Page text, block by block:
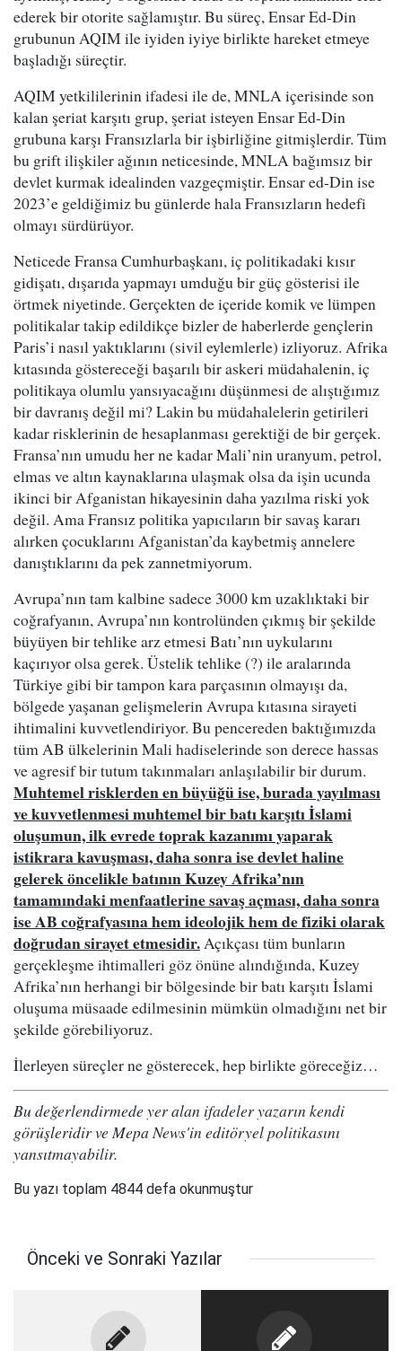
ederek bir otorite sağlamıştır. Bu süreç, Ensar Ed-Din
grubunun AQIM ile iyiden iyiye birlikte hareket etmeye
başladığı süreçtir.
AQIM yetkililerinin ifadesi ile de, MNLA içerisinde son
kalan şeriat karşıtı grup, şeriat isteyen Ensar Ed-Din
grubuna karşı Fransızlarla bir işbirliğine gitmişlerdir. Tüm
bu grift ilişkiler ağının neticesinde, MNLA bağımsız bir
devlet kurmak idealinden vazgeçmiştir. Ensar ed-Din ise
2023’e geldiğimiz bu günlerde hala Fransızların hedefi
olmayı sürdürüyor.
Neticede Fransa Cumhurbaşkanı, iç politikadaki kısır
gidişatı, dışarıda yapmayı umduğu bir güç gösterisi ile
örtmek niyetinde. Gerçekten de içeride komik ve lümpen
politikalar takip edildikçe bizler de haberlerde gençlerin
Paris’i nasıl yaktıklarını (sivil eylemlerle) izliyoruz. Afrika
kıtasında göstereceği başarılı bir askeri müdahalenin, iç
politikaya olumlu yansıyacağını düşünmesi de alıştığımız
bir davranış değil mi? Lakin bu müdahalelerin getirileri
kadar risklerinin de hesaplanması gerektiği de bir gerçek.
Fransa’nın umudu her ne kadar Mali’nin uranyum, petrol,
elmas ve altın kaynaklarına ulaşmak olsa da işin ucunda
ikinci bir Afganistan hikayesinin daha yazılma riski yok
değil. Ama Fransız politika yapıcıların bir savaş kararı
alırken çocuklarını Afganistan’da kaybetmiş annelere
danıştıklarını da pek zannetmiyorum.
Avrupa’nın tam kalbine sadece 3000 km uzaklıktaki bir
coğrafyanın, Avrupa’nın kontrolünden çıkmış bir şekilde
büyüyen bir tehlike arz etmesi Batı’nın uykularını
kaçırıyor olsa gerek. Üstelik tehlike (?) ile aralarında
Türkiye gibi bir tampon kara parçasının olmayışı da,
bölgede yaşanan gelişmelerin Avrupa kıtasına sirayeti
ihtimalini kuvvetlendiriyor. Bu pencereden baktığımızda
tüm AB ülkelerinin Mali hadiselerinde son derece hassas
ve agresif bir tutum takınmaları anlaşılabilir bir durum.
Muhtemel risklerden en büyüğü ise, burada yayılması
ve kuvvetlenmesi muhtemel bir batı karşıtı İslami
oluşumun, ilk evrede toprak kazanımı yaparak
istikrara kavuşması, daha sonra ise devlet haline
gelerek öncelikle batının Kuzey Afrika’nın
tamamındaki menfaatlerine savaş açması, daha sonra
ise AB coğrafyasına hem ideolojik hem de fiziki olarak
doğrudan sirayet etmesidir.Açıkçası tüm bunların
gerçekleşme ihtimalleri göz önüne alındığında, Kuzey
Afrika’nın herhangi bir bölgesinde bir batı karşıtı İslami
oluşuma müsaade edilmesinin mümkün olmadığını net bir
şekilde görebiliyoruz.
İlerleyen süreçler ne gösterecek, hep birlikte göreceğiz…
Bu değerlendirmede yer alan ifadeler yazarın kendi
görüşleridir ve Mepa News'in editöryel politikasını
yansıtmayabilir.
Bu yazı toplam 4844 defa okunmuştur
Önceki ve Sonraki Yazılar